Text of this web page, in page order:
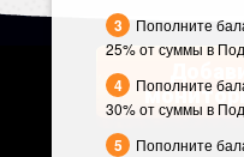
Пополните
25% от суммы в
Пополните
30% от суммы в
Пополните